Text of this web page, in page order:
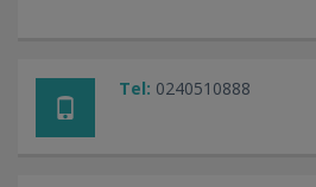
Tel: 0240510888